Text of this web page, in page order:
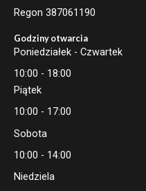
Regon 387061190
Godziny otwarcia
Poniedziałek - Czwartek
10:00 - 18:00
Piątek
10:00 - 17:00
Sobota
10:00 - 14:00
Niedziela